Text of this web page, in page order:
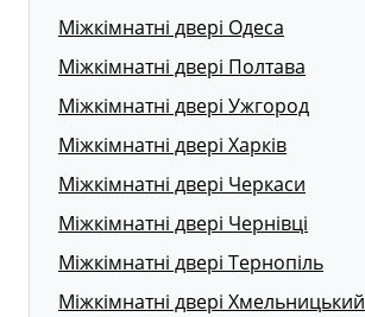
Міжкімнатні двері Одеса
Міжкімнатні двері Полтава
Міжкімнатні двері Ужгород
Міжкімнатні двері Харків
Міжкімнатні двері Черкаси
Міжкімнатні двері Чернівці
Міжкімнатні двері Тернопіль
Міжкімнатні двері Хмельницький